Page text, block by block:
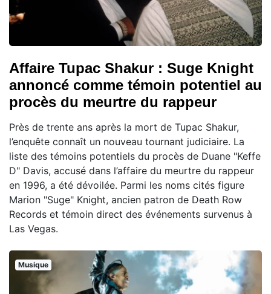
Affaire Tupac Shakur : Suge Knight
annoncé comme témoin potentiel au
procès du meurtre du rappeur
Près de trente ans après la mort de Tupac Shakur,
l’enquête connaît un nouveau tournant judiciaire. La
liste des témoins potentiels du procès de Duane "Keffe
D" Davis, accusé dans l’affaire du meurtre du rappeur
en 1996, a été dévoilée. Parmi les noms cités figure
Marion "Suge" Knight, ancien patron de Death Row
Records et témoin direct des événements survenus à
Las Vegas.
Musique